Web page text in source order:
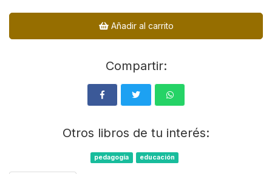
Añadir al carrito
Compartir:
Otros libros de tu interés:
pedagogía educación